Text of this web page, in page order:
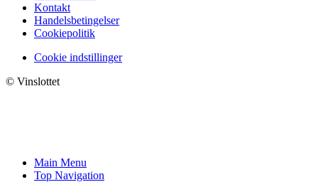
Kontakt
Handelsbetingelser
Cookiepolitik
Cookie indstillinger
© Vinslottet
Main Menu
Top Navigation